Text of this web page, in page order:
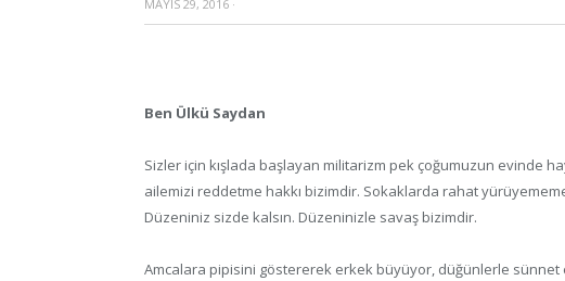
MAYIS 29, 2016 ·
Ben Ülkü Saydan
Sizler için kışlada başlayan militarizm pek çoğumuzun evinde
ailemizi reddetme hakkı bizimdir. Sokaklarda rahat
Düzeniniz sizde kalsın. Düzeninizle savaş bizimdir.
Amcalara pipisini göstererek erkek büyüyor, düğünlerle